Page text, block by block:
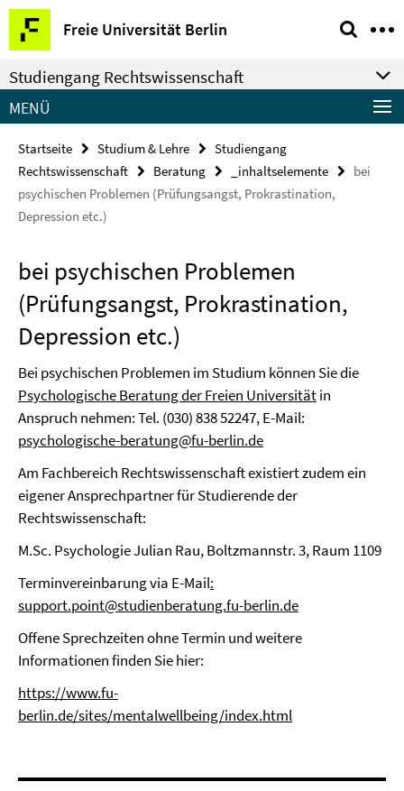
Springe
direkt
zu
Inhalt
Freie Universität Berlin
Service-
Navigation
Studiengang Rechtswissenschaft
MENÜ
Startseite Studium & Lehre
Studiengang
Rechtswissenschaft
Beratung _inhaltselemente
bei
psychischen Problemen (Prüfungsangst, Prokrastination,
Depression etc.)
bei psychischen Problemen
(Prüfungsangst, Prokrastination,
Depression etc.)
Bei psychischen Problemen im Studium können Sie die
Psychologische Beratung der Freien Universitätin
Anspruch nehmen: Tel. (030) 838 52247, E-Mail:
psychologische-beratung@fu-berlin.de
Am Fachbereich Rechtswissenschaft existiert zudem ein
eigener Ansprechpartner für Studierende der
Rechtswissenschaft:
M.Sc. Psychologie Julian Rau, Boltzmannstr. 3, Raum 1109
Terminvereinbarung via E-Mail:
support.point@studienberatung.fu-berlin.de
Offene Sprechzeiten ohne Termin und weitere
Informationen finden Sie hier:
https://www.fu-
berlin.de/sites/mentalwellbeing/index.html